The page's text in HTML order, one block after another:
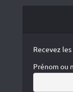
Recevez
Prénom ou